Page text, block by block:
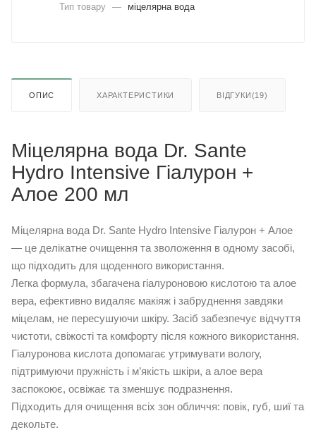
Тип товару — міцелярна вода
ОПИС ХАРАКТЕРИСТИКИ ВІДГУКИ(19)
Міцелярна вода Dr. Sante
Hydro Intensive Гіалурон +
Алое 200 мл
Міцелярна вода Dr. Sante Hydro Intensive Гіалурон + Алое
— це делікатне очищення та зволоження в одному засобі,
що підходить для щоденного використання.
Легка формула, збагачена гіалуроновою кислотою та алое
вера, ефективно видаляє макіяж і забруднення завдяки
міцелам, не пересушуючи шкіру. Засіб забезпечує відчуття
чистоти, свіжості та комфорту після кожного використання.
Гіалуронова кислота допомагає утримувати вологу,
підтримуючи пружність і м’якість шкіри, а алое вера
заспокоює, освіжає та зменшує подразнення.
Підходить для очищення всіх зон обличчя: повік, губ, шиї та
декольте.